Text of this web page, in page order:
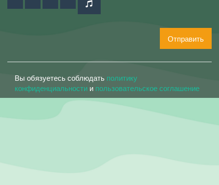
Отправить
Вы обязуетесь соблюдать политику
конфиденциальности и пользовательское соглашение